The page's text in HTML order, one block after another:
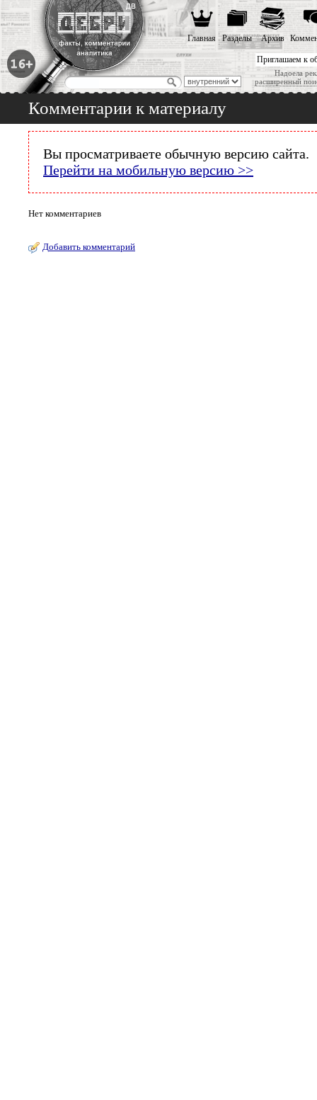
Приглашаем к
Надоела
расширенный
Главная Разделы Архив
Комментарии к материалу
Вы просматриваете обычную версию сайта.
Перейти на мобильную версию >>
Нет комментариев
Добавить комментарий